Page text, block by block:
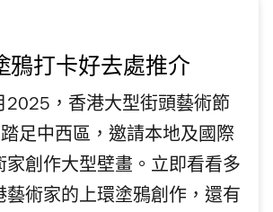
鴉打卡好去處推介
2025，香港大型街頭藝術節
足中西區，邀請本地及國際
家創作大型壁畫。立即看看多
藝術家的上環塗鴉創作，還有